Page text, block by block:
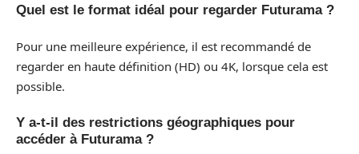
Quel est le format idéal pour regarder Futurama ?
Pour une meilleure expérience, il est recommandé de
regarder en haute définition (HD) ou 4K, lorsque cela est
possible.
Y a-t-il des restrictions géographiques pour
accéder à Futurama ?